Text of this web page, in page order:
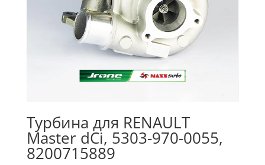
Турбина для RENAULT
Master dCi, 5303-970-0055,
8200715889